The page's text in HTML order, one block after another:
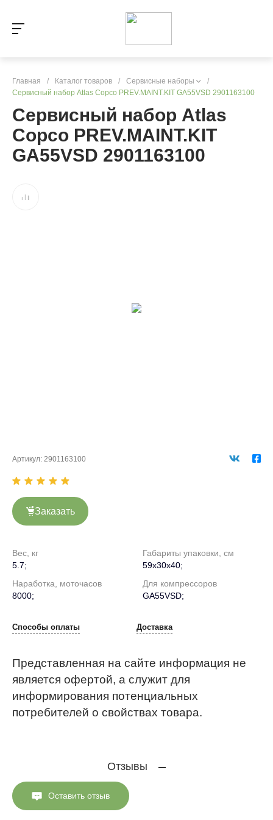
Главная / Каталог товаров / Сервисные наборы
/
Сервисный набор Atlas Copco PREV.MAINT.KIT GA55VSD 2901163100
Сервисный набор Atlas
Copco PREV.MAINT.KIT
GA55VSD 2901163100
Артикул: 2901163100
Заказать
Вес, кг
5.7;
Габариты упаковки, см
59х30х40;
Наработка, моточасов
8000;
Для компрессоров
GA55VSD;
Способы оплаты Доставка
Представленная на сайте информация не
является офертой, а служит для
информирования потенциальных
потребителей о свойствах товара.
Отзывы
Оставить отзыв